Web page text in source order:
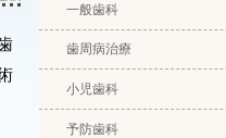
一般歯科
歯周病治療
小児歯科
予防歯科